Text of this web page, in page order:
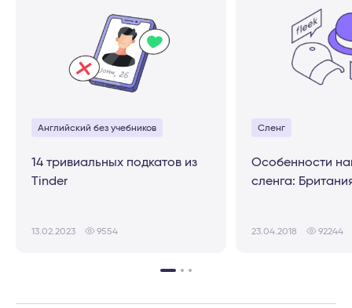
Английский без учебников
14 тривиальных подкатов из
Tinder
13.02.2023 9554
Сленг
Особенности
сленга:
23.04.2018 92244